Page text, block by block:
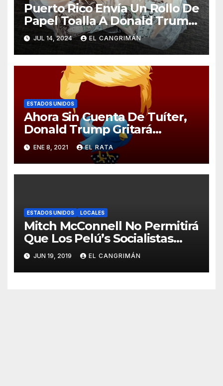
Puerto Rico Envía Un Rollo De
Papel Toalla A Donald Trump
Pa’ Que Use Las Hojas De
Curita
JUL 14, 2024 EL CANGRIMÁN
ESTADOS UNIDOS
Ahora Sin Cuenta De Tuíter,
Donald Trump Gritará
Barrabasadas Desde Una
Tumbacocos
ENE 8, 2021 EL RATA
ESTADOS UNIDOS LOCALES
Mitch McConnell No Permitirá
Que Los Pelú’s Socialistas
Comunistas Del PNP Logren
La Estadidad
JUN 19, 2019 EL CANGRIMÁN